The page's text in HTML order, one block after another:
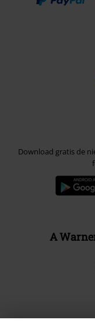
Download gratis de
A